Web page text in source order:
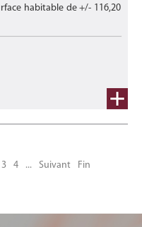
habitable de +/- 116,20
et un balcon de +/- 2,46
3 4 ... Suivant Fin